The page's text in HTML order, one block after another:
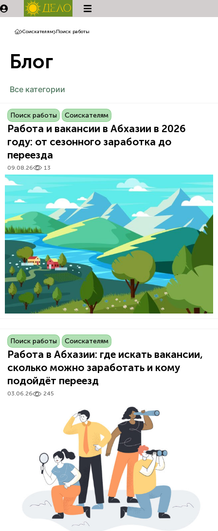
Соискателям Поиск работы
Блог
Все категории
Поиск работы Соискателям
Работа и вакансии в Абхазии в 2026
году: от сезонного заработка до
переезда
09.08.26 13
Поиск работы Соискателям
Работа в Абхазии: где искать вакансии,
сколько можно заработать и кому
подойдёт переезд
03.06.26 245